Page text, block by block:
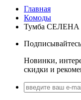
Главная
Комоды
Тумба СЕЛЕНА
Новинки,
скидки и